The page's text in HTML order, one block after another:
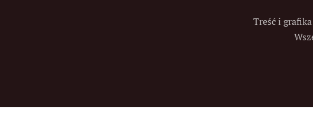
Treść i